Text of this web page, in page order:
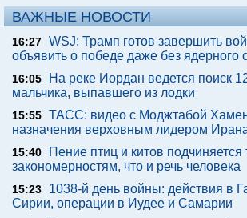
ВАЖНЫЕ НОВОСТИ
16:27 WSJ: Трамп готов завершить
объявить о победе даже без ядерного
16:05
На реке Иордан ведется поиск
мальчика, выпавшего из лодки
15:55 ТАСС: видео с Моджтабой
назначения верховным лидером
15:40
Пение птиц и китов
закономерностям, что и речь человека
15:23
1038-й день войны: действия в
Сирии, операции в Иудее и Самарии